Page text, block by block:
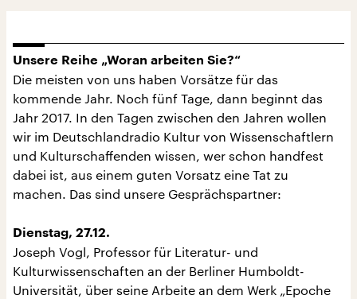
Unsere Reihe „Woran arbeiten Sie?“
Die meisten von uns haben Vorsätze für das
kommende Jahr. Noch fünf Tage, dann beginnt das
Jahr 2017. In den Tagen zwischen den Jahren wollen
wir im Deutschlandradio Kultur von Wissenschaftlern
und Kulturschaffenden wissen, wer schon handfest
dabei ist, aus einem guten Vorsatz eine Tat zu
machen. Das sind unsere Gesprächspartner:
Dienstag, 27.12.
Joseph Vogl, Professor für Literatur- und
Kulturwissenschaften an der Berliner Humboldt-
Universität, über seine Arbeite an dem Werk „Epoche